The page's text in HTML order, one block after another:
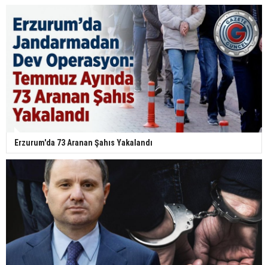
Erzurum'da 73 Aranan Şahıs Yakalandı